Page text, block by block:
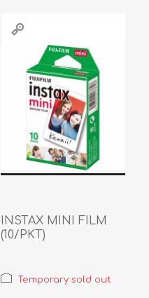
INSTAX MINI FILM
(10/PKT)
Temporary sold out